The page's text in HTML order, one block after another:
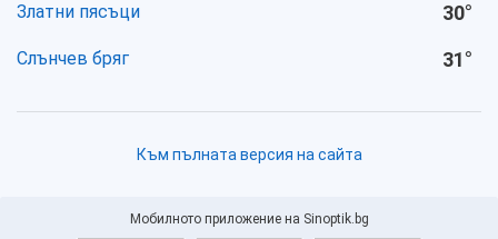
Златни пясъци 30°
Слънчев бряг 31°
Към пълната версия на сайта
Мобилното приложение на Sinoptik.bg